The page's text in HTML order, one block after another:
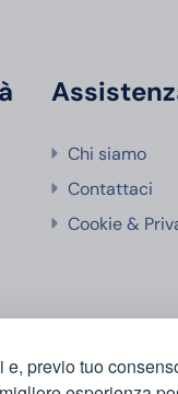
previo tuo
Chi siamo
Contattaci
Cookie &